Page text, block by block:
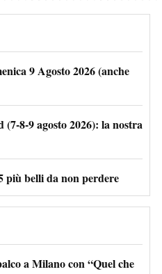
9 Agosto 2026 (anche
8-9 agosto 2026): la nostra
più belli da non perdere
a Milano con “Quel che